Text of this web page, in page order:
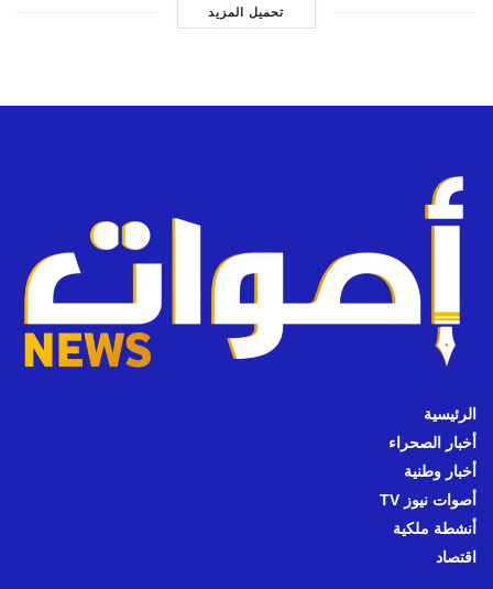
تحميل المزيد
الرئيسية
أخبار الصحراء
أخبار وطنية
أصوات نيوز TV
أنشطة ملكية
اقتصاد